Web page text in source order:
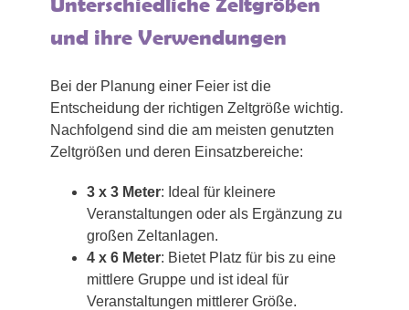
und ihre Verwendungen
Bei der Planung einer Feier ist die
Entscheidung der richtigen Zeltgröße wichtig.
Nachfolgend sind die am meisten genutzten
Zeltgrößen und deren Einsatzbereiche:
3 x 3 Meter: Ideal für kleinere
Veranstaltungen oder als Ergänzung zu
großen Zeltanlagen.
4 x 6 Meter: Bietet Platz für bis zu eine
mittlere Gruppe und ist ideal für
Veranstaltungen mittlerer Größe.